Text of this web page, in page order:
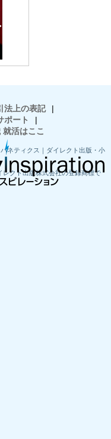
法上の表記
|
ポート
|
活はここ
ネティクス｜ダイレクト出版・小
レクト出版株式会社の登録商標で